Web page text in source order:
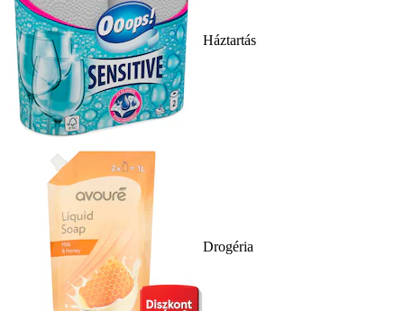
Háztartás
Drogéria